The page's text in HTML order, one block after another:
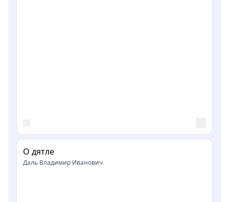
О дятле
Даль Владимир Иванович